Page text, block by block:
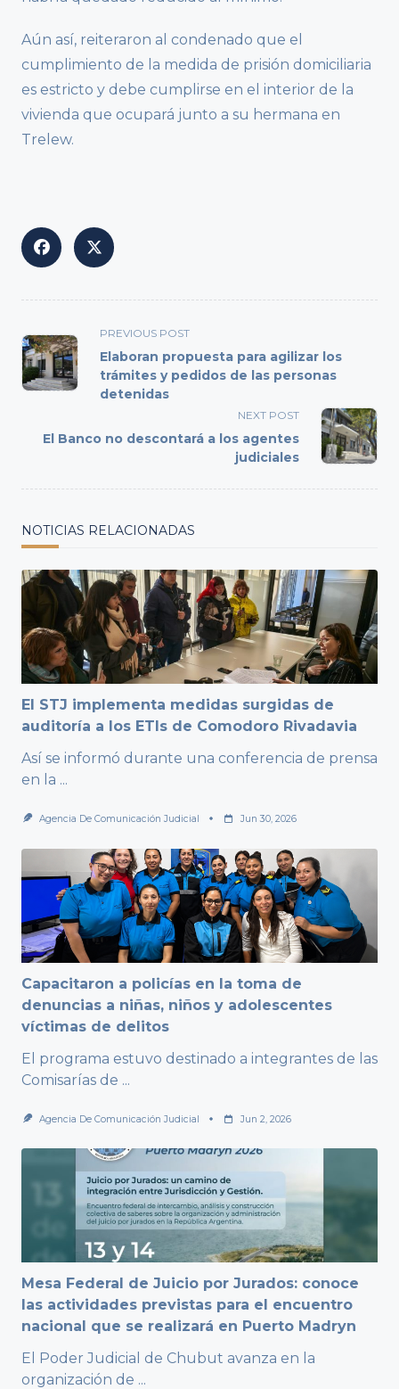
Aún así, reiteraron al condenado que el
cumplimiento de la medida de prisión domiciliaria
es estricto y debe cumplirse en el interior de la
vivienda que ocupará junto a su hermana en
Trelew.
<span
class="nav-
subtitle
screen-
text">Page</span>
PREVIOUS POST
Elaboran propuesta para agilizar los
trámites y pedidos de las personas
detenidas
NEXT POST
El Banco no descontará a los agentes
judiciales
NOTICIAS RELACIONADAS
El STJ implementa medidas surgidas de
auditoría a los ETIs de Comodoro Rivadavia
Así se informó durante una conferencia de prensa
en la ...
Agencia De Comunicación Judicial Jun 30, 2026
Capacitaron a policías en la toma de
denuncias a niñas, niños y adolescentes
víctimas de delitos
El programa estuvo destinado a integrantes de las
Comisarías de ...
Agencia De Comunicación Judicial Jun 2, 2026
Mesa Federal de Juicio por Jurados: conoce
las actividades previstas para el encuentro
nacional que se realizará en Puerto Madryn
El Poder Judicial de Chubut avanza en la
organización de ...